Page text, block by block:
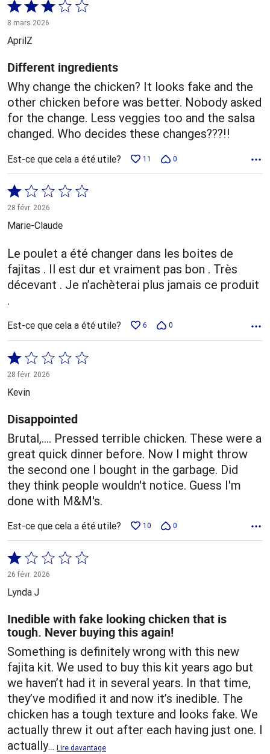
Coté
3 sur
5
8 mars 2026
AprilZ
Different ingredients
Why change the chicken? It looks fake and the
other chicken before was better. Nobody asked
for the change. Less veggies too and the salsa
changed. Who decides these changes???!!
Est-ce que cela a été utile? 11 0
Coté
1 sur
5
28 févr. 2026
Marie-Claude
Le poulet a été changer dans les boites de
fajitas . Il est dur et vraiment pas bon . Très
décevant . Je n’achèterai plus jamais ce produit
.
Est-ce que cela a été utile? 6 0
Coté
1 sur
5
28 févr. 2026
Kevin
Disappointed
Brutal,.... Pressed terrible chicken. These were a
great quick dinner before. Now I might throw
the second one I bought in the garbage. Did
they think people wouldn't notice. Guess I'm
done with M&M's.
Est-ce que cela a été utile? 10 0
Coté
1 sur
5
26 févr. 2026
Lynda J
Inedible with fake looking chicken that is
tough. Never buying this again!
Something is definitely wrong with this new
fajita kit. We used to buy this kit years ago but
we haven’t had it in several years. In that time,
they’ve modified it and now it’s inedible. The
chicken has a tough texture and looks fake. We
actually threw it out after each having just one. I
actually… Lire davantage